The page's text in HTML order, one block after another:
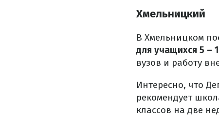
Хмельницкий
В Хмельницком
для учащихся 5 –
вузов и работу
Интересно, что
рекомендует
классов на две